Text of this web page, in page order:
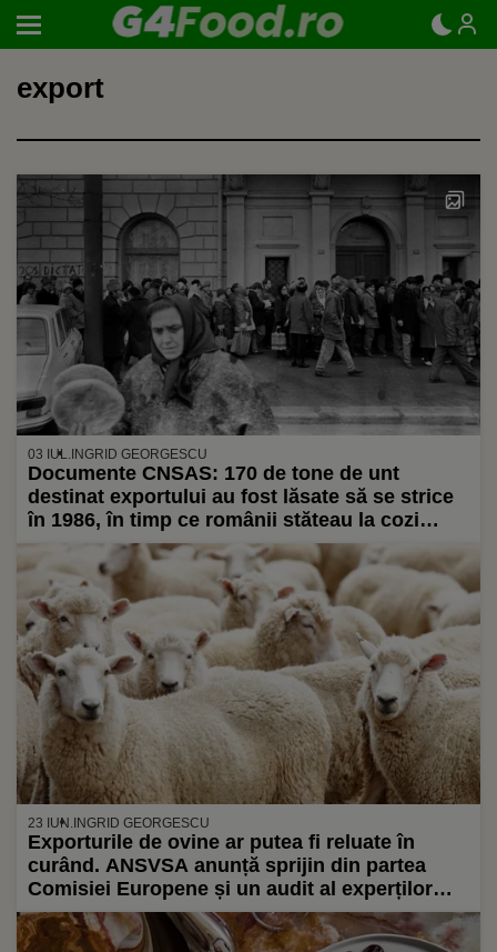
export
03 IUL. INGRID GEORGESCU
Documente CNSAS: 170 de tone de unt
destinat exportului au fost lăsate să se strice
în 1986, în timp ce românii stăteau la cozi
pentru alimente
23 IUN.INGRID GEORGESCU
Exporturile de ovine ar putea fi reluate în
curând. ANSVSA anunță sprijin din partea
Comisiei Europene și un audit al experților
europeni în România